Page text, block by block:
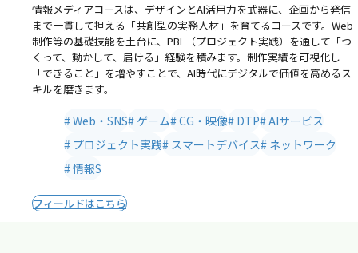
情報メディアコースは、デザインとAI活用力を武器に、企画から発信
まで一貫して担える「共創型の実務人材」を育てるコースです。Web
制作等の基礎技能を土台に、PBL（プロジェクト実践）を通して「つ
くって、動かして、届ける」経験を積みます。制作実績を可視化し
「できること」を増やすことで、AI時代にデジタルで価値を高めるス
キルを磨きます。
Web・SNS ゲーム CG・映像 DTP AIサービス
プロジェクト実践
スマートデバイス
ネットワーク
情報S
フィールドはこちら